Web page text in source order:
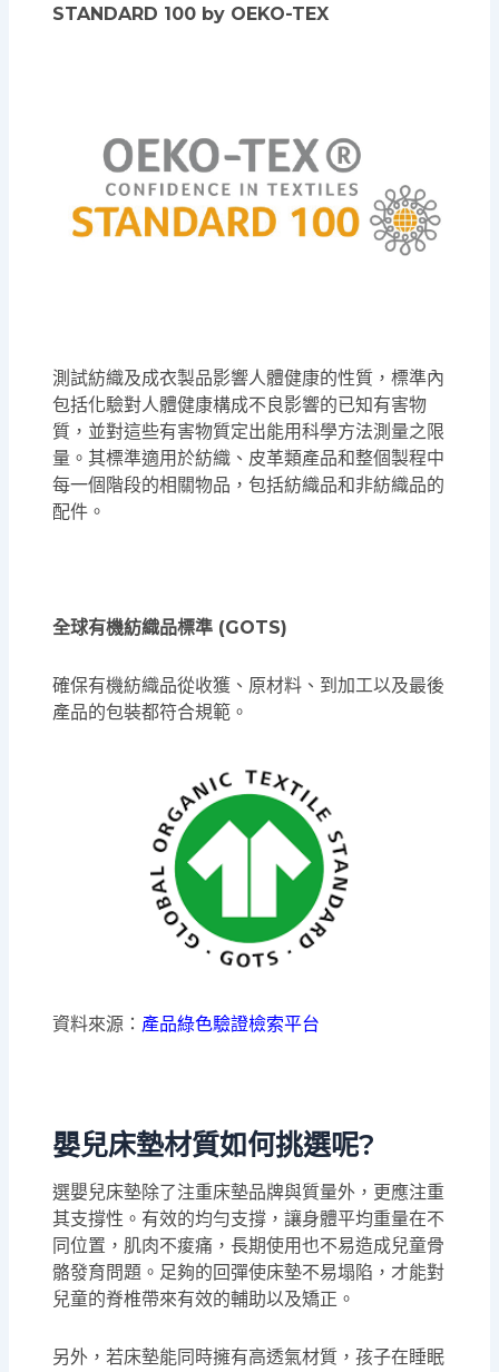
STANDARD 100 by OEKO-TEX
測試紡織及成衣製品影響人體健康的性質，標準內
包括化驗對人體健康構成不良影響的已知有害物
質，並對這些有害物質定出能用科學方法測量之限
量。其標準適用於紡織、皮革類產品和整個製程中
每一個階段的相關物品，包括紡織品和非紡織品的
配件。
全球有機紡織品標準 (GOTS)
確保有機紡織品從收獲、原材料、到加工以及最後
產品的包裝都符合規範。
資料來源： 產品綠色驗證檢索平台
嬰兒床墊材質如何挑選呢?
選嬰兒床墊除了注重床墊品牌與質量外，更應注重
其支撐性。有效的均勻支撐，讓身體平均重量在不
同位置，肌肉不痠痛，長期使用也不易造成兒童骨
骼發育問題。足夠的回彈使床墊不易塌陷，才能對
兒童的脊椎帶來有效的輔助以及矯正。
另外，若床墊能同時擁有高透氣材質，孩子在睡眠